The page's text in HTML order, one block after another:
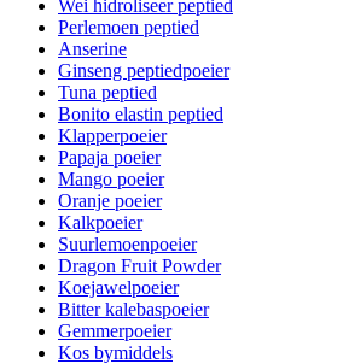
Wei hidroliseer peptied
Perlemoen peptied
Anserine
Ginseng peptiedpoeier
Tuna peptied
Bonito elastin peptied
Klapperpoeier
Papaja poeier
Mango poeier
Oranje poeier
Kalkpoeier
Suurlemoenpoeier
Dragon Fruit Powder
Koejawelpoeier
Bitter kalebaspoeier
Gemmerpoeier
Kos bymiddels